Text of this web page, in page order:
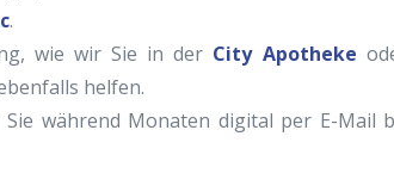
.
wie wir Sie in der City Apotheke
helfen.
Sie während Monaten digital per E-Mail